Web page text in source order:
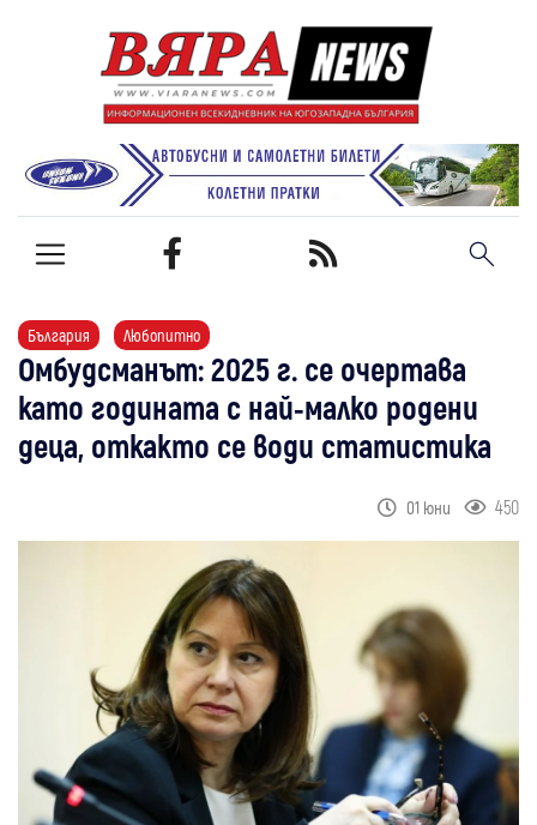
България Любопитно
Омбудсманът: 2025 г. се очертава
като годината с най-малко родени
деца, откакто се води статистика
01 юни 450